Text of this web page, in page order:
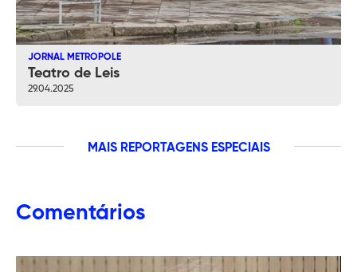
JORNAL METROPOLE
Teatro de Leis
29.04.2025
MAIS REPORTAGENS ESPECIAIS
Comentários